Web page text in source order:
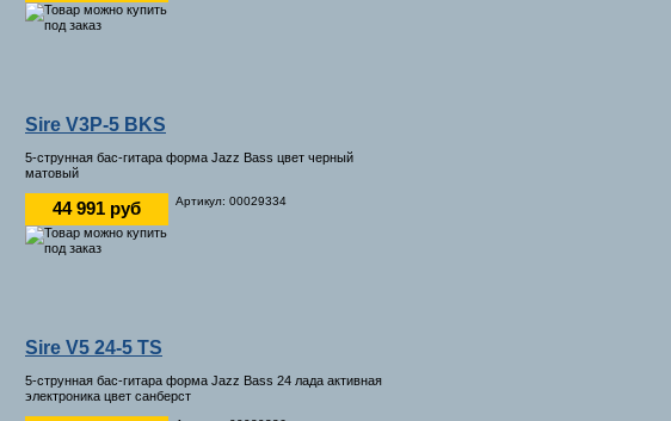
Sire V3P-5 BKS
5-струнная бас-гитара форма Jazz Bass цвет черный
матовый
44 991 руб Артикул: 00029334
Sire V5 24-5 TS
5-струнная бас-гитара форма Jazz Bass 24 лада активная
электроника цвет санберст